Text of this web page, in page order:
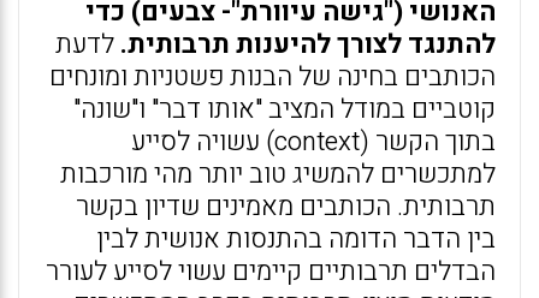
האנושי ("גישה עיוורת"- צבעים) כדי
להתנגד לצורך להיענות תרבותית.לדעת
הכותבים בחינה של הבנות פשטניות ומונחים
קוטביים במודל המציב "אותו דבר" ו"שונה"
בתוך הקשר (context) עשויה לסייע
למתכשרים להמשיג טוב יותר מהי מורכבות
תרבותית. הכותבים מאמינים שדיון בקשר
בין הדבר הדומה בהתנסות אנושית לבין
הבדלים תרבותיים קיימים עשוי לסייע לעורר